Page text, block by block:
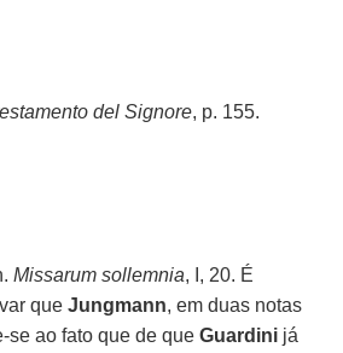
del Signore, p. 155.
Missarum sollemnia, I, 20. É
queJungmann, em duas notas
se ao fato que de queGuardini já